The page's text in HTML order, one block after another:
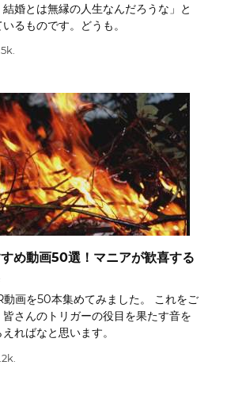
婚とは無縁の人生なんだろうな」と
るものです。どうも。
め動画50選！マニアが歓喜する
画を50本集めてみました。 これをご
さんのトリガーの役目を果たす音を
ればなと思います。